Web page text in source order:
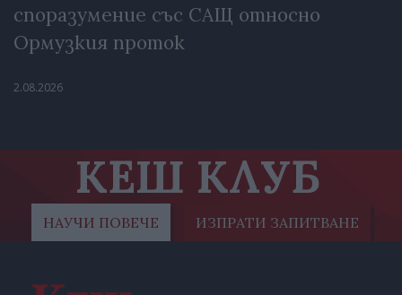
споразумение със САЩ относно
Ормузкия проток
2.08.2026
КЕШ КЛУБ
НАУЧИ ПОВЕЧЕ ИЗПРАТИ ЗАПИТВАНЕ